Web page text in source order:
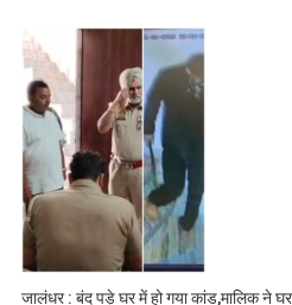
जालंधर : बंद पड़े घर में हो गया कांड,मालिक ने